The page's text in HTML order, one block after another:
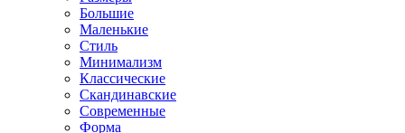
Большие
Маленькие
Стиль
Минимализм
Классические
Скандинавские
Современные
Форма